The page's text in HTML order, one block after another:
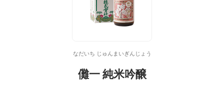
なだいち じゅんまいぎんじょう
儺一 純米吟醸